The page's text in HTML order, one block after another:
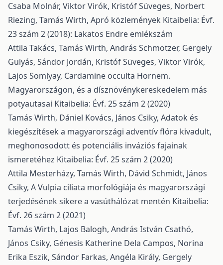
Csaba Molnár, Viktor Virók, Kristóf Süveges, Norbert
Riezing, Tamás Wirth, Apró közlemények Kitaibelia: Évf.
23 szám 2 (2018): Lakatos Endre emlékszám
Attila Takács, Tamás Wirth, András Schmotzer, Gergely
Gulyás, Sándor Jordán, Kristóf Süveges, Viktor Virók,
Lajos Somlyay, Cardamine occulta Hornem.
Magyarországon, és a dísznövénykereskedelem más
potyautasai Kitaibelia: Évf. 25 szám 2 (2020)
Tamás Wirth, Dániel Kovács, János Csiky, Adatok és
kiegészítések a magyarországi adventív flóra kivadult,
meghonosodott és potenciális inváziós fajainak
ismeretéhez Kitaibelia: Évf. 25 szám 2 (2020)
Attila Mesterházy, Tamás Wirth, Dávid Schmidt, János
Csiky, A Vulpia ciliata morfológiája és magyarországi
terjedésének sikere a vasúthálózat mentén Kitaibelia:
Évf. 26 szám 2 (2021)
Tamás Wirth, Lajos Balogh, András István Csathó,
János Csiky, Génesis Katherine Dela Campos, Norina
Erika Eszik, Sándor Farkas, Angéla Király, Gergely